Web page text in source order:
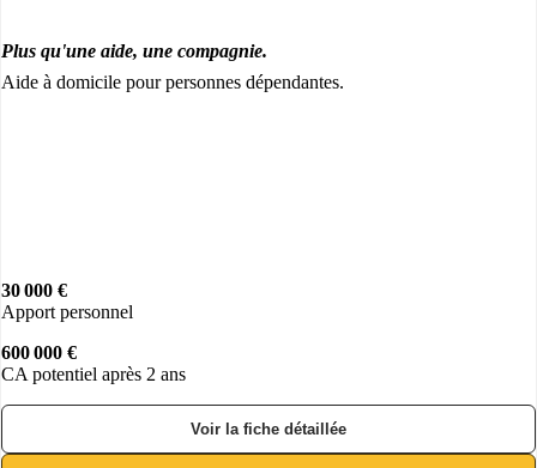
Plus qu'une aide, une compagnie.
Aide à domicile pour personnes dépendantes.
30 000 €
Apport personnel
600 000 €
CA potentiel après 2 ans
Voir la fiche détaillée